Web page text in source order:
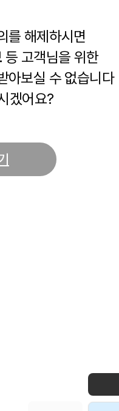
를 해제하시면
등 고객님을 위한
아보실 수 없습니다
겠어요?